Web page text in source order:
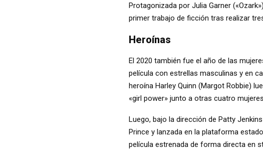
Protagonizada por Julia Garner
primer trabajo de ficción tras realizar
Heroínas
El 2020 también fue el año de las
película con estrellas masculinas y en
heroína Harley Quinn (Margot Robbie)
«girl power» junto a otras cuatro
Luego, bajo la dirección de Patty
Prince y lanzada en la plataforma
película estrenada de forma directa en